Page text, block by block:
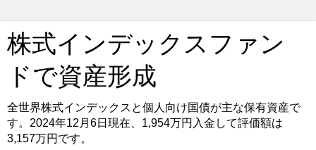
株式インデックスファン
ドで資産形成
全世界株式インデックスと個人向け国債が主な保有資産で
す。2024年12月6日現在、1,954万円入金して評価額は
3,157万円です。